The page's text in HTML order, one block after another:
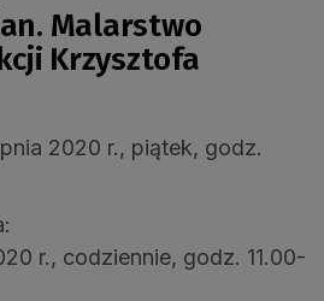
Malarstwo
Krzysztofa
2020 r., piątek, godz.
r., codziennie, godz. 11.00-